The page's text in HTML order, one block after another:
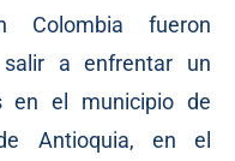
Colombia fueron
salir a enfrentar un
en el municipio de
Antioquia, en el